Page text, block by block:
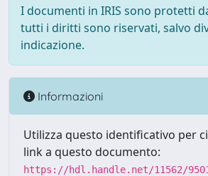
I documenti in IRIS sono protetti
tutti i diritti sono riservati, salvo
indicazione.
Informazioni
Utilizza questo identificativo per
link a questo documento:
https://hdl.handle.net/11562/